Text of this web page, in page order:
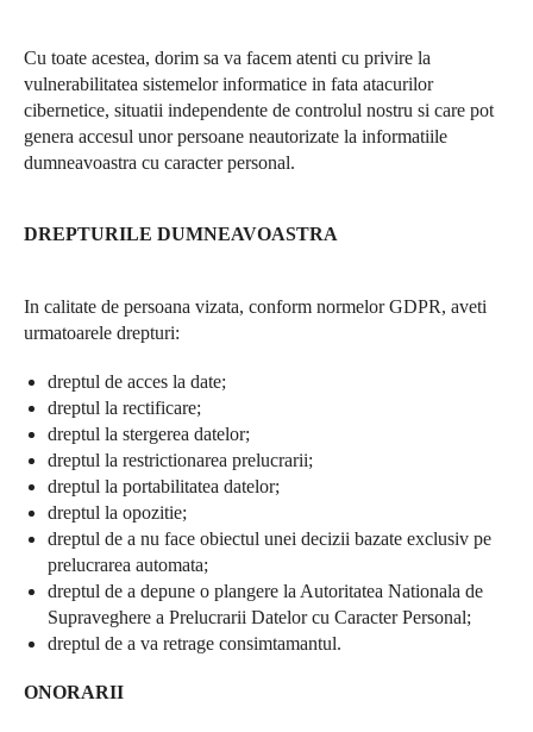
Cu toate acestea, dorim sa va facem atenti cu privire la
vulnerabilitatea sistemelor informatice in fata atacurilor
cibernetice, situatii independente de controlul nostru si care pot
genera accesul unor persoane neautorizate la informatiile
dumneavoastra cu caracter personal.
DREPTURILE DUMNEAVOASTRA
In calitate de persoana vizata, conform normelor GDPR, aveti
urmatoarele drepturi:
dreptul de acces la date;
dreptul la rectificare;
dreptul la stergerea datelor;
dreptul la restrictionarea prelucrarii;
dreptul la portabilitatea datelor;
dreptul la opozitie;
dreptul de a nu face obiectul unei decizii bazate exclusiv pe
prelucrarea automata;
dreptul de a depune o plangere la Autoritatea Nationala de
Supraveghere a Prelucrarii Datelor cu Caracter Personal;
dreptul de a va retrage consimtamantul.
ONORARII